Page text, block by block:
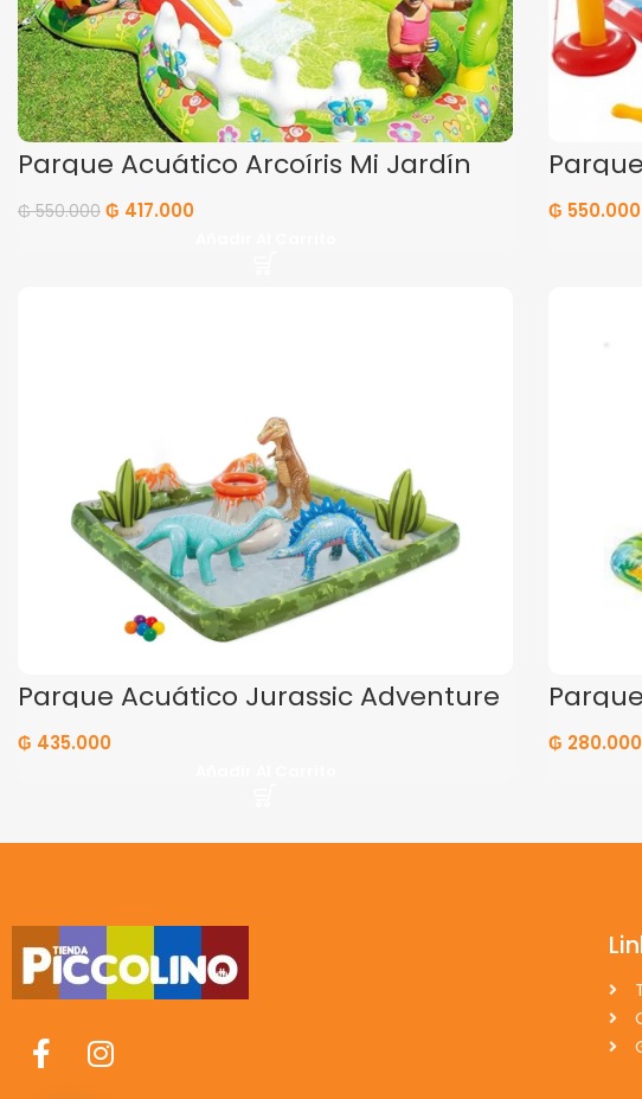
Parque Acuático Arcoíris Mi Jardín
₲550.000 ₲ 417.000
Intex
₲ 550.000
Parque Acuático Jurassic Adventure
₲ 435.000 ₲ 280.000